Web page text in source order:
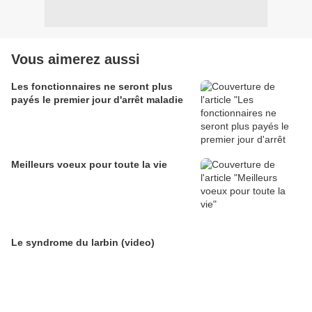
Vous aimerez aussi
Les fonctionnaires ne seront plus
payés le premier jour d'arrêt maladie
Meilleurs voeux pour toute la vie
Le syndrome du larbin (video)